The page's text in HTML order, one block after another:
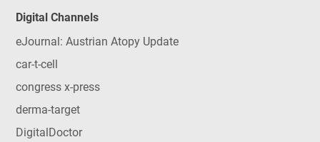
Digital Channels
eJournal: Austrian Atopy Update
car-t-cell
congress x-press
derma-target
DigitalDoctor